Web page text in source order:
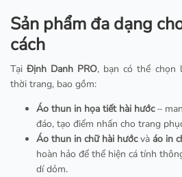
Sản phẩm đa dạng
cách
TạiĐịnh Danh PRO, bạn có thể chọn
thời trang, bao gồm:
Áo thun in họa tiết hài hước–
đáo, tạo điểm nhấn cho trang
Áo thun in chữ hài hướcvàáo in
hoàn hảo để thể hiện cá tính
dí dỏm.